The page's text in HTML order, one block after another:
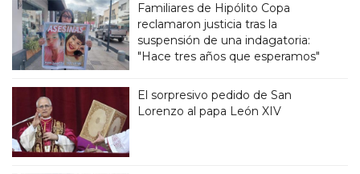
Familiares de Hipólito Copa
reclamaron justicia tras la
suspensión de una indagatoria:
"Hace tres años que esperamos"
El sorpresivo pedido de San
Lorenzo al papa León XIV